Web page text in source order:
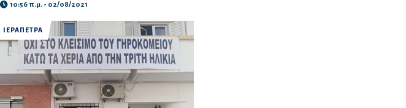
10:56 π.μ. - 02/08/2021
ΙΕΡΑΠΕΤΡΑ